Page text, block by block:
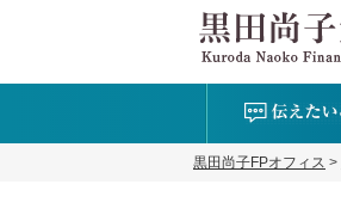
黒田尚子FPオフィス >